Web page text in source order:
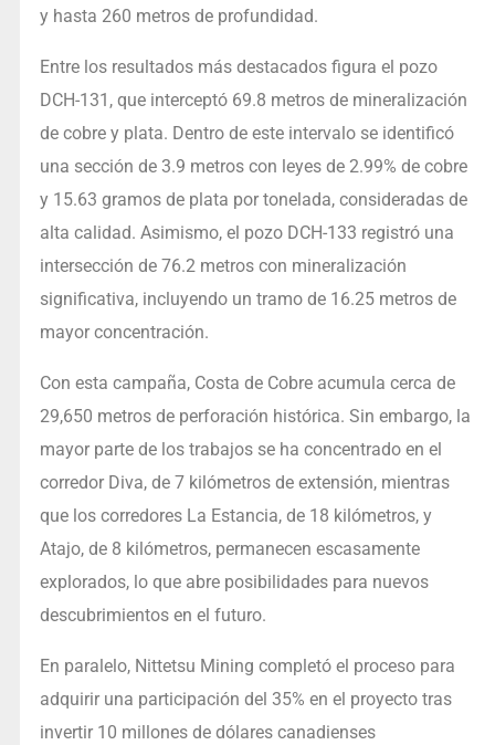
y hasta 260 metros de profundidad.
Entre los resultados más destacados figura el pozo
DCH-131, que interceptó 69.8 metros de mineralización
de cobre y plata. Dentro de este intervalo se identificó
una sección de 3.9 metros con leyes de 2.99% de cobre
y 15.63 gramos de plata por tonelada, consideradas de
alta calidad. Asimismo, el pozo DCH-133 registró una
intersección de 76.2 metros con mineralización
significativa, incluyendo un tramo de 16.25 metros de
mayor concentración.
Con esta campaña, Costa de Cobre acumula cerca de
29,650 metros de perforación histórica. Sin embargo, la
mayor parte de los trabajos se ha concentrado en el
corredor Diva, de 7 kilómetros de extensión, mientras
que los corredores La Estancia, de 18 kilómetros, y
Atajo, de 8 kilómetros, permanecen escasamente
explorados, lo que abre posibilidades para nuevos
descubrimientos en el futuro.
En paralelo, Nittetsu Mining completó el proceso para
adquirir una participación del 35% en el proyecto tras
invertir 10 millones de dólares canadienses